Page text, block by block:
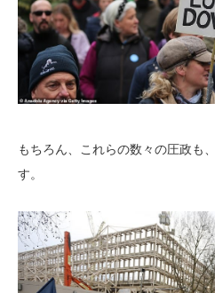
もちろん、これらの数々の圧政も
す。